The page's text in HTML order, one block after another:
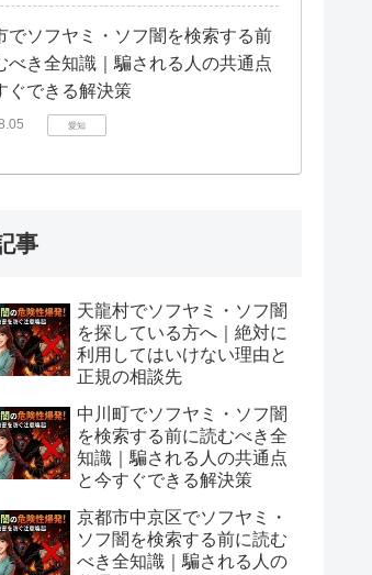
でソフヤミ・ソフ闇を検索する前
べき全知識｜騙される人の共通点
ぐできる解決策
愛知
事
天龍村でソフヤミ・ソフ闇
を探している方へ｜絶対に
利用してはいけない理由と
正規の相談先
中川町でソフヤミ・ソフ闇
を検索する前に読むべき全
知識｜騙される人の共通点
と今すぐできる解決策
京都市中京区でソフヤミ・
ソフ闇を検索する前に読む
べき全知識｜騙される人の